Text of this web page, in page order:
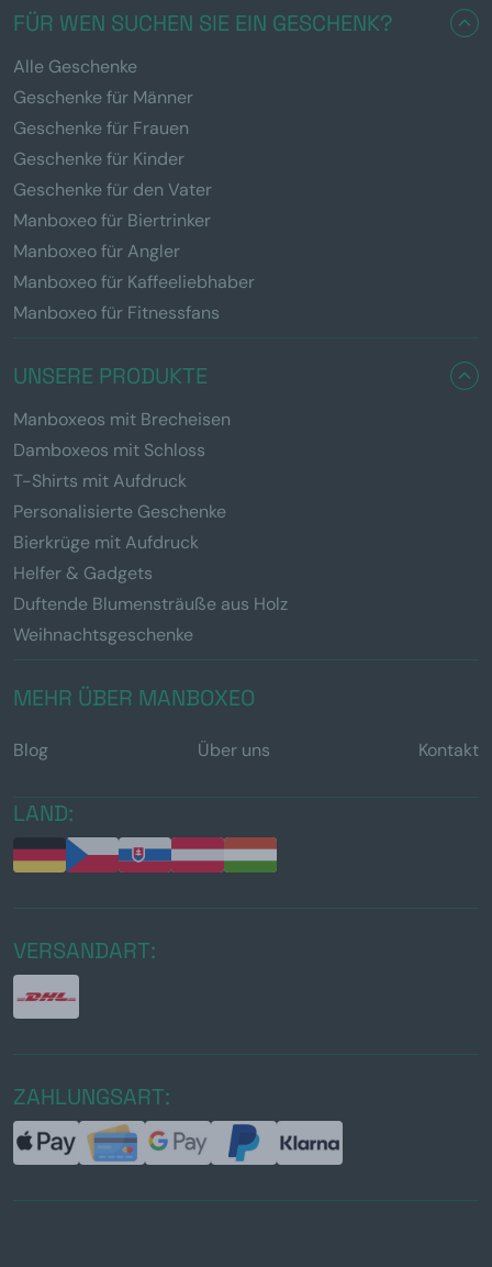
FÜR WEN SUCHEN SIE EIN GESCHENK?
Alle Geschenke
Geschenke für Männer
Geschenke für Frauen
Geschenke für Kinder
Geschenke für den Vater
Manboxeo für Biertrinker
Manboxeo für Angler
Manboxeo für Kaffeeliebhaber
Manboxeo für Fitnessfans
UNSERE PRODUKTE
Manboxeos mit Brecheisen
Damboxeos mit Schloss
T-Shirts mit Aufdruck
Personalisierte Geschenke
Bierkrüge mit Aufdruck
Helfer & Gadgets
Duftende Blumensträuße aus Holz
Weihnachtsgeschenke
MEHR ÜBER MANBOXEO
Blog Über uns Kontakt
LAND:
VERSANDART:
ZAHLUNGSART: